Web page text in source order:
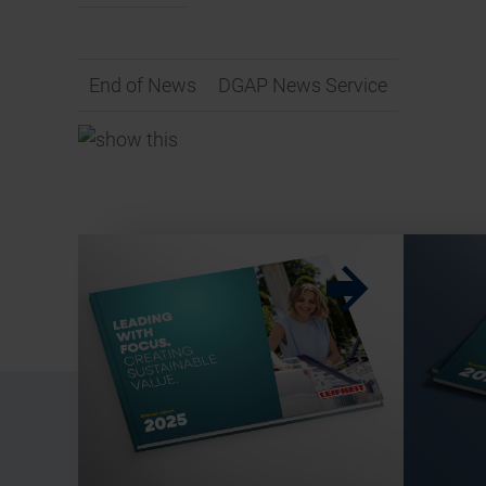
End of News DGAP News Service
w